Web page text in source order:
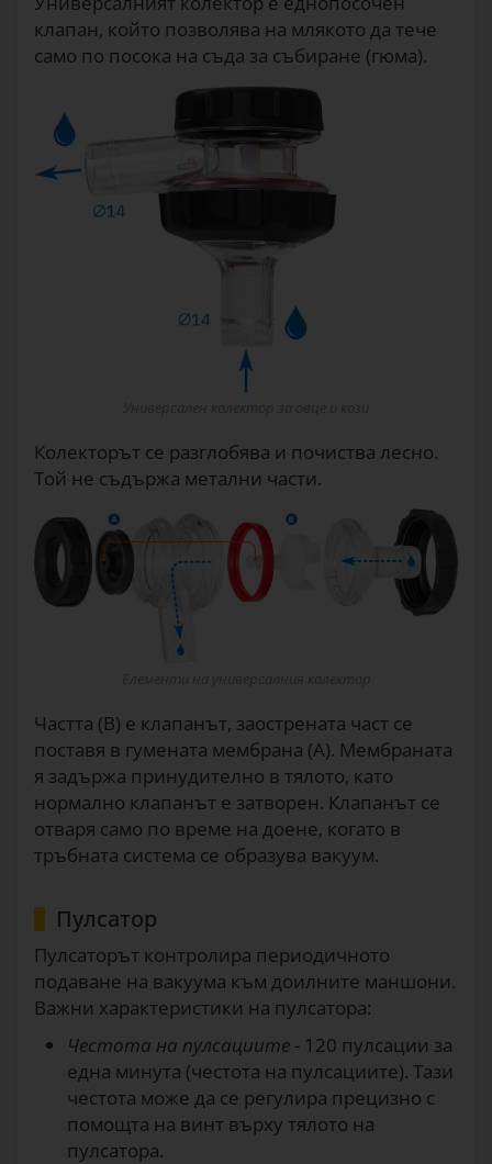
клапан, който позволява на млякото да тече
само по посока на съда за събиране (гюма).
Колекторът се разглобява и почиства лесно.
Той не съдържа метални части.
Частта (B) е клапанът, заострената част се
поставя в гумената мембрана (A). Мембраната
я задържа принудително в тялото, като
нормално клапанът е затворен. Клапанът се
отваря само по време на доене, когато в
тръбната система се образува вакуум.
Пулсатор
Пулсаторът контролира периодичното
подаване на вакуума към доилните маншони.
Важни характеристики на пулсатора:
Честота на пулсациите - 120 пулсации за
една минута (честота на пулсациите). Тази
честота може да се регулира прецизно с
помощта на винт върху тялото на
пулсатора.